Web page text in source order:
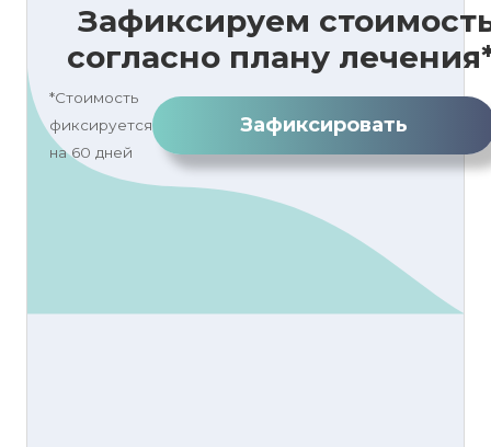
Зафиксируем
согласно плану
*Стоимость
фиксируется
на 60 дней
Зафиксировать